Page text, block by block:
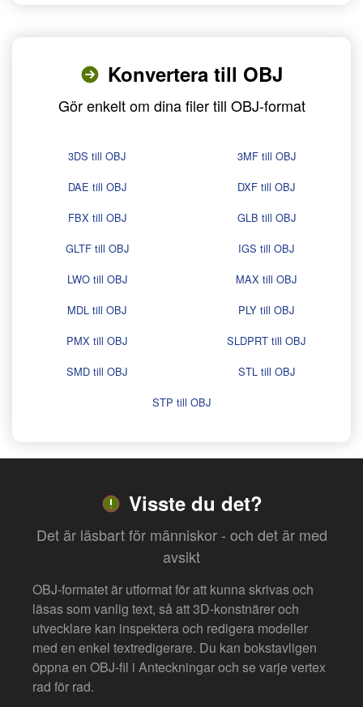
Konvertera till OBJ
Gör enkelt om dina filer till OBJ-format
3DS till OBJ
3MF till OBJ
DAE till OBJ
DXF till OBJ
FBX till OBJ
GLB till OBJ
GLTF till OBJ
IGS till OBJ
LWO till OBJ
MAX till OBJ
MDL till OBJ
PLY till OBJ
PMX till OBJ
SLDPRT till OBJ
SMD till OBJ
STL till OBJ
STP till OBJ
Visste du det?
Det är läsbart för människor - och det är med
avsikt
OBJ-formatet är utformat för att kunna skrivas och
läsas som vanlig text, så att 3D-konstnärer och
utvecklare kan inspektera och redigera modeller
med en enkel textredigerare. Du kan bokstavligen
öppna en OBJ-fil i Anteckningar och se varje vertex
rad för rad.